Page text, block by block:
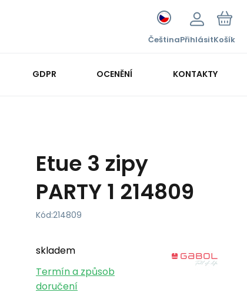
ČeštinaPřihlásitKošík
GDPR OCENĚNÍ KONTAKTY
Etue 3 zipy
PARTY 1 214809
Kód:214809
skladem
Termín a způsob
doručení